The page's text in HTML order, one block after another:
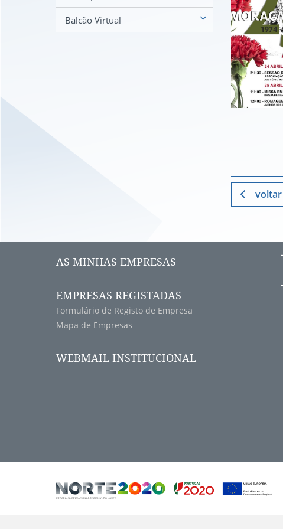
Balcão Virtual
voltar
AS MINHAS EMPRESAS
EMPRESAS REGISTADAS
Formulário de Registo de Empresa
Mapa de Empresas
WEBMAIL INSTITUCIONAL